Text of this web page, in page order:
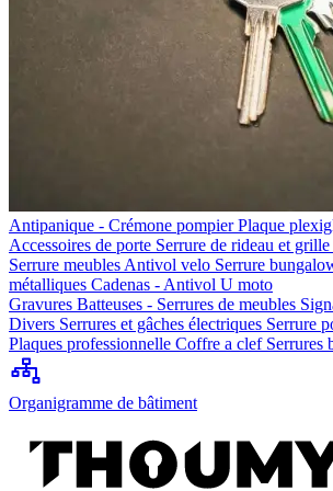
Antipanique - Crémone pompierPlaque
Accessoires de porte Serrure de rideau et
Serrure meubles Antivol velo Serrure
métalliques Cadenas - Antivol U moto
Gravures Batteuses - Serrures de meubles
Divers Serrures et gâches électriques Serrure
Plaques professionnelle Coffre a clef Serrures
Organigramme de bâtiment